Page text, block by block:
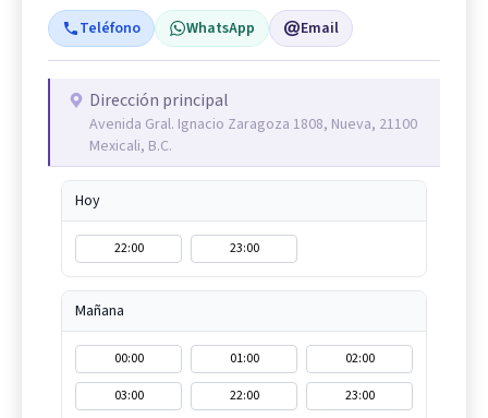
Teléfono WhatsApp Email
Dirección principal
Avenida Gral. Ignacio Zaragoza 1808, Nueva, 21100
Mexicali, B.C.
Hoy
22:00 23:00
Mañana
00:00 01:00
02:00
03:00
22:00 23:00